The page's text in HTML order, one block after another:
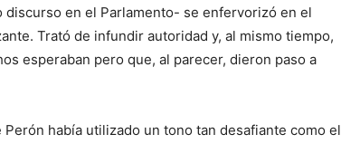
en el Parlamento- se enfervorizó en el
Trató de infundir autoridad y, al mismo tiempo,
esperaban pero que, al parecer, dieron paso a
había utilizado un tono tan desafiante como el